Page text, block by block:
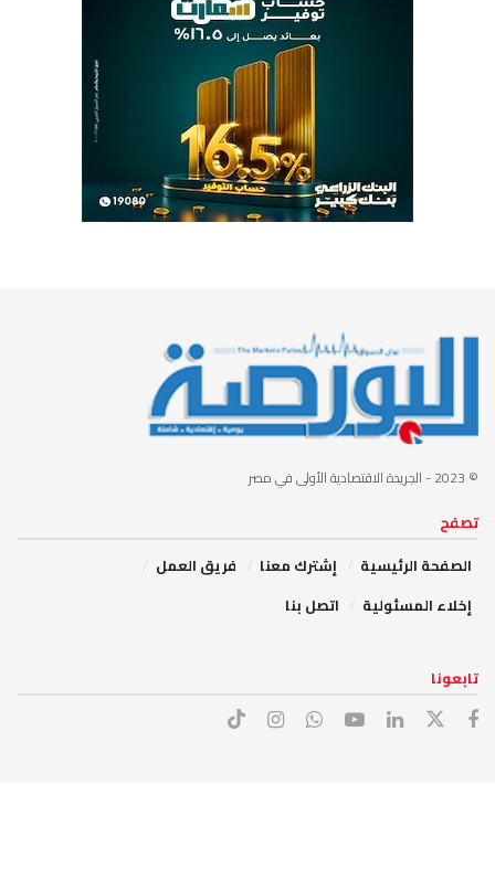
© 2023 - الجريدة الاقتصادية الأولى في مصر
تصفح
الصفحة الرئيسية
إشترك معنا
فريق العمل
إخلاء المسئولية
اتصل بنا
تابعونا